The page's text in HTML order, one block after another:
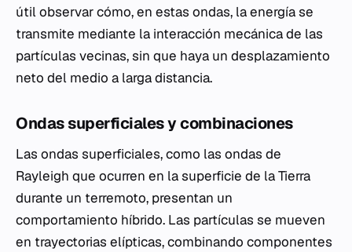
útil observar cómo, en estas ondas, la energía se
transmite mediante la interacción mecánica de las
partículas vecinas, sin que haya un desplazamiento
neto del medio a larga distancia.
Ondas superficiales y combinaciones
Las ondas superficiales, como las ondas de
Rayleigh que ocurren en la superficie de la Tierra
durante un terremoto, presentan un
comportamiento híbrido. Las partículas se mueven
en trayectorias elípticas, combinando componentes